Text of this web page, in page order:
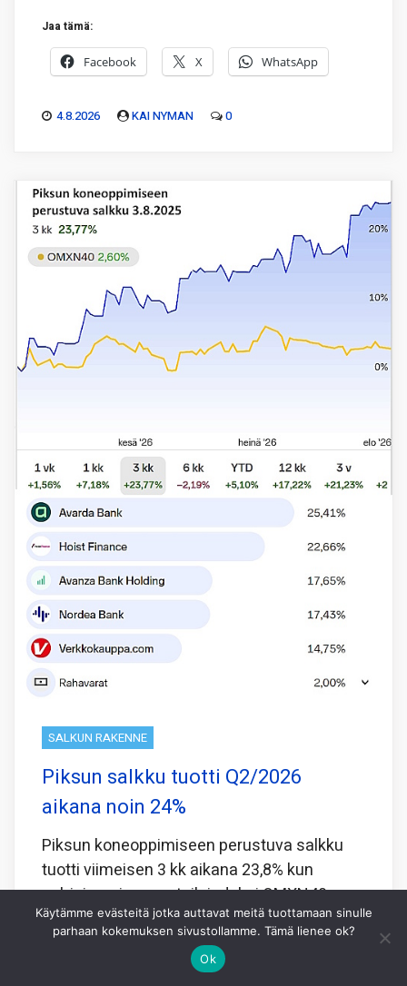
Jaa tämä:
Facebook X WhatsApp
4.8.2026 KAI NYMAN 0
SALKUN RAKENNE
Piksun salkku tuotti Q2/2026
aikana noin 24%
Piksun koneoppimiseen perustuva salkku
tuotti viimeisen 3 kk aikana 23,8% kun
pohjoismainen vertailuindeksi OMXN40
tuotti samaan aikaan 2,6%.
Koneoppiminen laskee viimeisen 5 vuoden
Käytämme evästeitä jotka auttavat meitä tuottamaan sinulle
parhaan kokemuksen sivustollamme. Tämä lienee ok?
Ok